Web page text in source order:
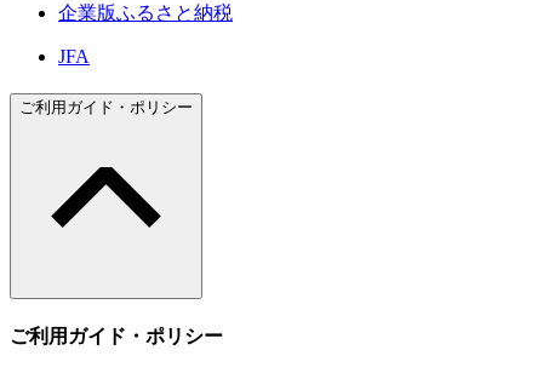
企業版ふるさと納税
JFA
ご利用ガイド・ポリシー
ご利用ガイド・ポリシー